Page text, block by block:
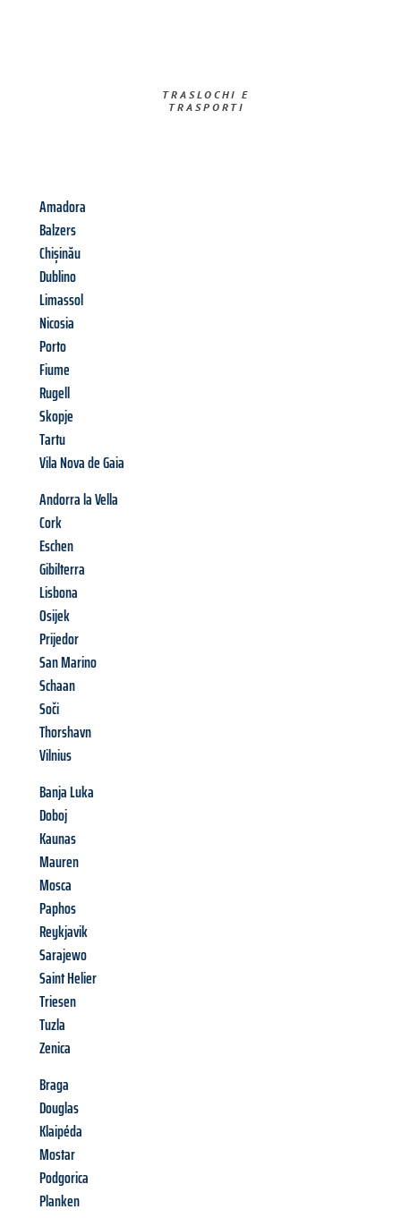
TRASLOCHI E
TRASPORTI​
Amadora
Balzers
Chișinău
Dublino
Limassol
Nicosia
Porto
Fiume
Rugell
Skopje
Tartu
Vila Nova de Gaia
Andorra la Vella
Cork
Eschen
Gibilterra
Lisbona
Osijek
Prijedor
San Marino
Schaan
Soči
Thorshavn
Vilnius
Banja Luka
Doboj
Kaunas
Mauren
Mosca
Paphos
Reykjavik
Sarajewo
Saint Helier
Triesen
Tuzla
Zenica
Braga
Douglas
Klaipéda
Mostar
Podgorica
Planken